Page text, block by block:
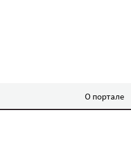
О портале